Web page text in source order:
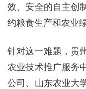
效、安全的自主创
约粮食生产和农业
针对这一难题，贵
农业技术推广服务
公司、山东农业大